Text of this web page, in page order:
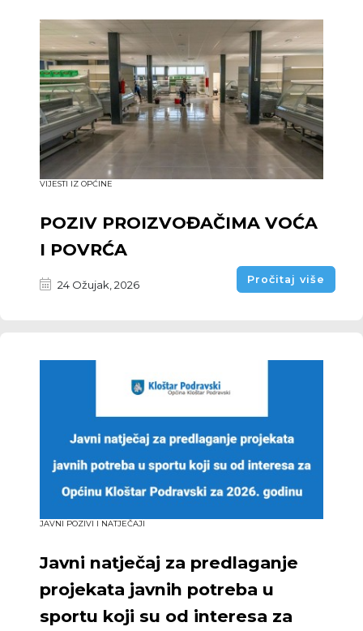
VIJESTI IZ OPĆINE
POZIV PROIZVOĐAČIMA VOĆA
I POVRĆA
24 Ožujak, 2026 Pročitaj više
JAVNI POZIVI I NATJEČAJI
Javni natječaj za predlaganje
projekata javnih potreba u
sportu koji su od interesa za